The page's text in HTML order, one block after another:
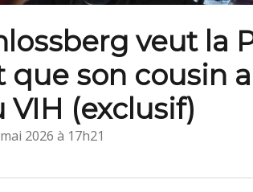
veut la
que son cousin
VIH (exclusif)
2026 à 17h21